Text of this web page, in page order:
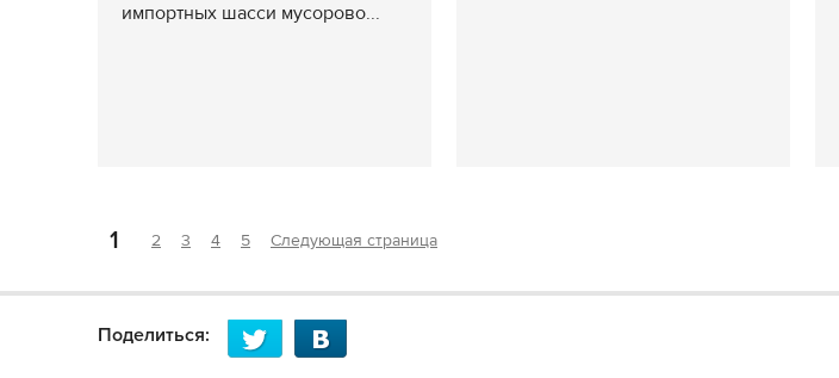
импортных шасси мусорово...
1 2 3 4 5 Следующая страница
Поделиться: